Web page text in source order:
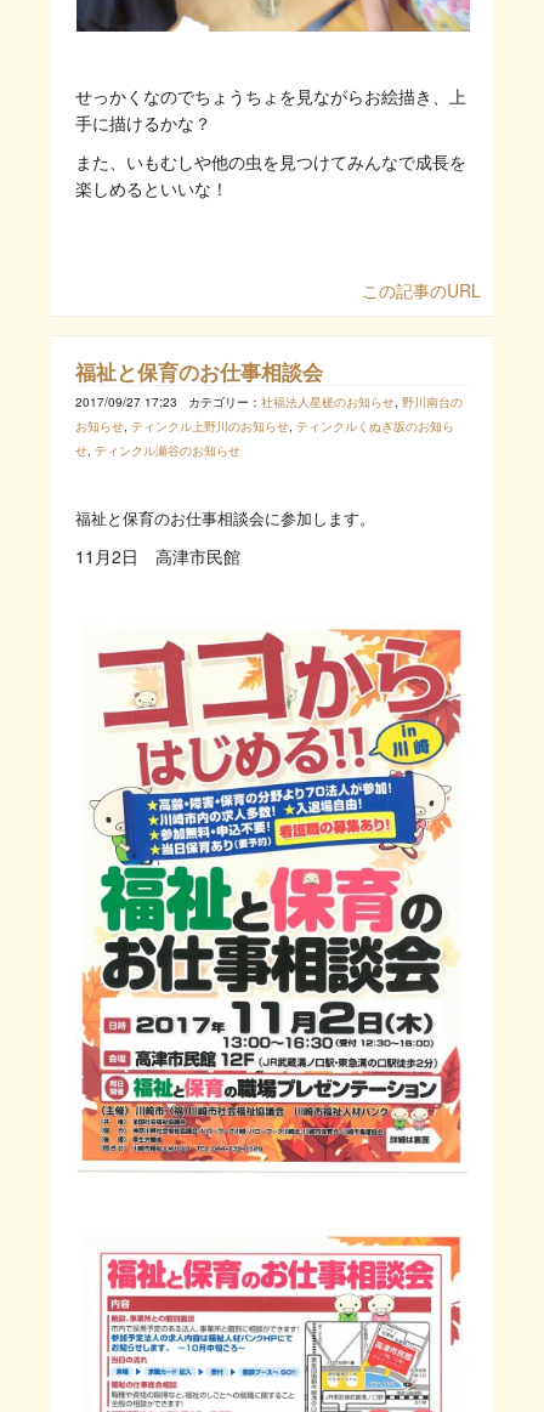
せっかくなのでちょうちょを見ながらお絵描き、上
手に描けるかな？
また、いもむしや他の虫を見つけてみんなで成長を
楽しめるといいな！
この記事のURL
福祉と保育のお仕事相談会
2017/09/27 17:23 カテゴリー： 社福法人星槎のお知らせ, 野川南台の
お知らせ, ティンクル上野川のお知らせ, ティンクルくぬぎ坂のお知ら
せ, ティンクル瀬谷のお知らせ
福祉と保育のお仕事相談会に参加します。
11月2日 高津市民館